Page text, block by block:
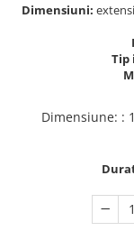
Dimensiuni:
Tip
Dimensiune: :